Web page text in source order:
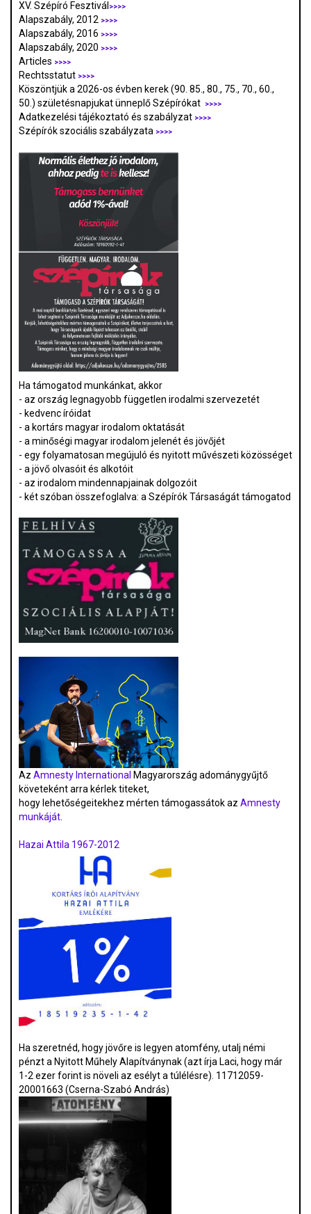
XV. Szépíró Fesztivál >>>>
Alapszabály, 2012 >>>>
Alapszabály, 2016 >>>>
Alapszabály, 2020 >>>>
Articles >>>>
Rechtsstatut >>>>
Köszöntjük a 2026-os évben kerek (90. 85., 80., 75., 70., 60.,
50.) születésnapjukat ünneplő Szépírókat
>>>>
Adatkezelési tájékoztató és szabályzat >>>>
Szépírók szociális szabályzata >>>>
Ha támogatod munkánkat, akkor
- az ország legnagyobb független irodalmi szervezetét
- kedvenc íróidat
- a kortárs magyar irodalom oktatását
- a minőségi magyar irodalom jelenét és jövőjét
- egy folyamatosan megújuló és nyitott művészeti közösséget
- a jövő olvasóit és alkotóit
- az irodalom mindennapjainak dolgozóit
- két szóban összefoglalva: a Szépírók Társaságát támogatod
Az Amnesty International Magyarország adománygyűjtő
követeként arra kérlek titeket,
hogy lehetőségeitekhez mérten támogassátok az Amnesty
munkáját.
Hazai Attila 1967-2012
Ha szeretnéd, hogy jövőre is legyen atomfény, utalj némi
pénzt a Nyitott Műhely Alapítványnak (azt írja Laci, hogy már
1-2 ezer forint is növeli az esélyt a túlélésre). 11712059-
20001663 (Cserna-Szabó András)